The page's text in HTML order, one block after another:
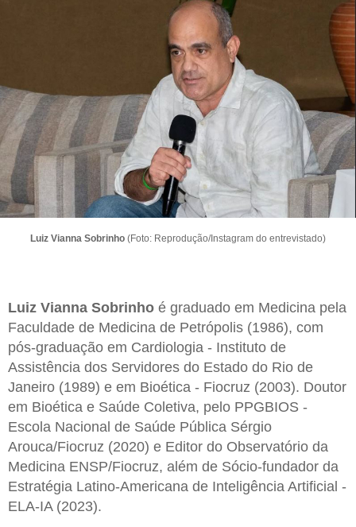
Luiz Vianna Sobrinho (Foto: Reprodução/Instagram do entrevistado)
Luiz Vianna Sobrinho é graduado em Medicina pela
Faculdade de Medicina de Petrópolis (1986), com
pós-graduação em Cardiologia - Instituto de
Assistência dos Servidores do Estado do Rio de
Janeiro (1989) e em Bioética - Fiocruz (2003). Doutor
em Bioética e Saúde Coletiva, pelo PPGBIOS -
Escola Nacional de Saúde Pública Sérgio
Arouca/Fiocruz (2020) e Editor do Observatório da
Medicina ENSP/Fiocruz, além de Sócio-fundador da
Estratégia Latino-Americana de Inteligência Artificial -
ELA-IA (2023).